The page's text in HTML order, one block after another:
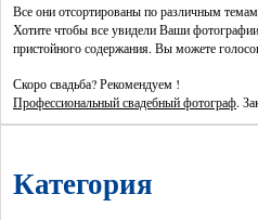
Все они отсортированы по различным
Хотите чтобы все увидели Ваши
пристойного содержания. Вы можете
Скоро свадьба? Рекомендуем !
Профессиональный свадебный фотограф.
Категория